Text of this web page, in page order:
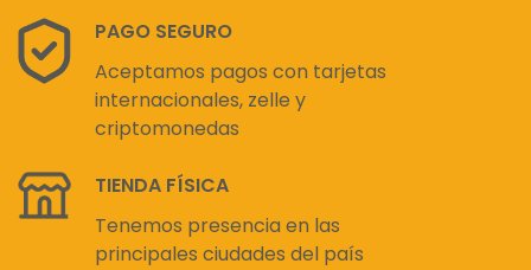
PAGO SEGURO
Aceptamos pagos con tarjetas
internacionales, zelle y
criptomonedas
TIENDA FÍSICA
Tenemos presencia en las
principales ciudades del país